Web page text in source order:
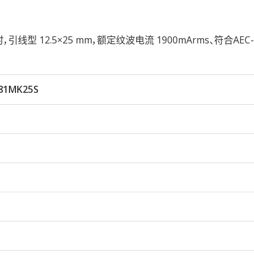
线型 12.5×25 mm，额定纹波电流 1900mArms、符合AEC-